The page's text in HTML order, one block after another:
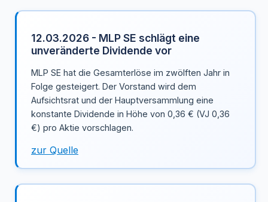
12.03.2026 - MLP SE schlägt eine
unveränderte Dividende vor
MLP SE hat die Gesamterlöse im zwölften Jahr in
Folge gesteigert. Der Vorstand wird dem
Aufsichtsrat und der Hauptversammlung eine
konstante Dividende in Höhe von 0,36 € (VJ 0,36
€) pro Aktie vorschlagen.
zur Quelle